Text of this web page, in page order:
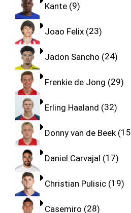
Kante 9
Joao Felix 23
Jadon Sancho 24
Frenkie de Jong 29
Erling Haaland 32
Donny van de Beek 15
Daniel Carvajal 17
Christian Pulisic 19
Casemiro 28